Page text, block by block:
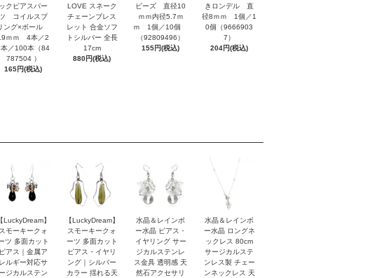
ックピアスパー
コイルスプ
ング×ボール
ｍｍ 4本／2
／100本（84
787504 ）
165円(税込)
LOVE スネーク
チェーンブレス
レット 合金ソフ
トシルバー 全長
17cm
880円(税込)
ビーズ 直径10
ｍｍ内径5.7ｍ
ｍ 1個／10個
（92809496）
155円(税込)
きロンデル 直
径8ｍｍ 1個／1
0個（9666903
7）
204円(税込)
【LuckyDream】
スモーキークォ
ツ 多面カット
ピアス｜金属ア
レルギー対応サ
ージカルステン
【LuckyDream】
スモーキークォ
ーツ 多面カット
ピアス・イヤリ
ング｜シルバー
カラー 揺れる天
水晶＆レインボ
ー水晶 ピアス・
イヤリング サー
ジカルステンレ
ス金具 透明感 天
然石アクセサリ
水晶＆レインボ
ー水晶 ロングネ
ックレス 80cm
サージカルステ
ンレス製 チェー
ンネックレス 天